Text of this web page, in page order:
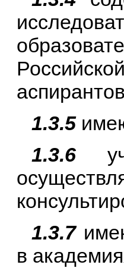
1.3.5
1.3.6
1.3.7
в